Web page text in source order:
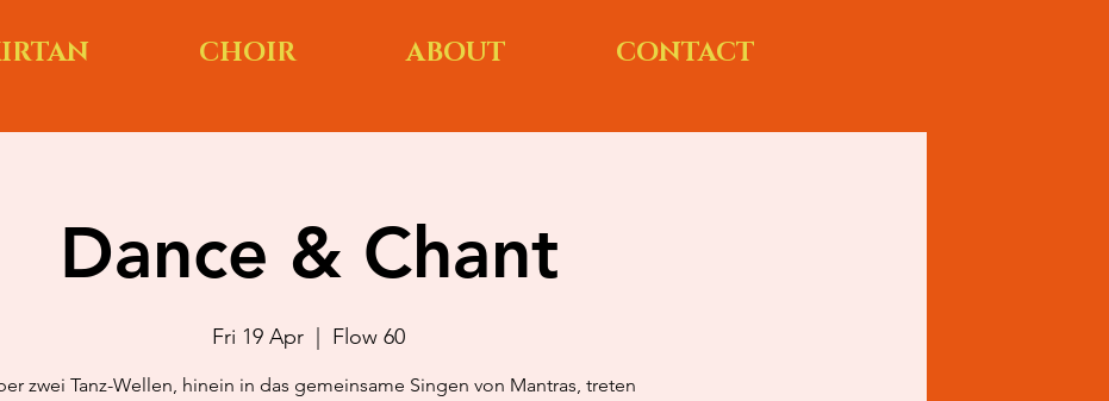
CHOIR ABOUT CONTACT
Dance & Chant
Fri 19 Apr Flow 60
zwei Tanz-Wellen, hinein in das gemeinsame Singen von Mantras, treten